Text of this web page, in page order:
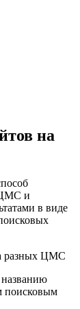
на
ЦМС и
в виде
разных ЦМС
поисковым